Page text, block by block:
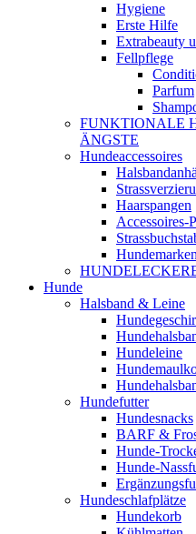
Hygiene
Erste Hilfe
Extrabeauty
Fellpflege
Parfum
FUNKTIONALE
ÄNGSTE
Hundeaccessoires
Haarspangen
Accessoires-
Hundemarken
Hunde
Halsband & Leine
Hundeleine
Hundefutter
Hundesnacks
BARF &
Hunde-
Hunde-
Hundeschlafplätze
Hundekorb